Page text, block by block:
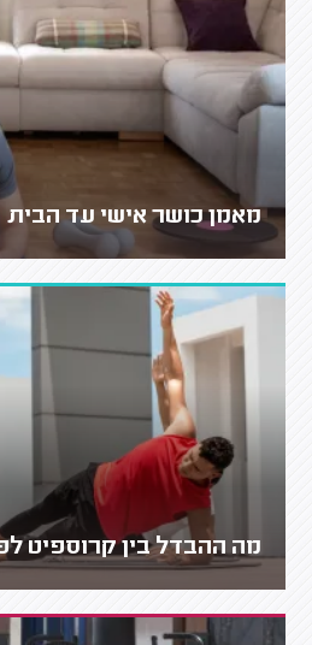
מאמן כושר אישי עד הבית
מה ההבדל בין קרוספיט